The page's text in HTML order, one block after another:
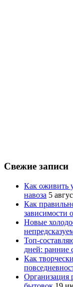
Свежие записи
Как оживить
навоза 5
Как
зависимости
Новые
Топ-
дней: ранние
Как
Организация